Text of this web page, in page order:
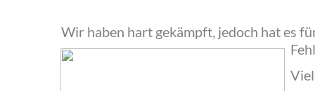
‍Wir haben hart gekämpft, jedoch hat es